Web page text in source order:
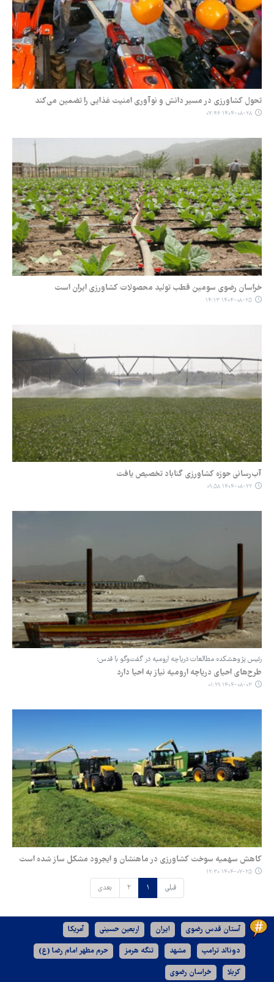
تحول کشاورزی در مسیر دانش و نوآوری امنیت غذایی را تضمین می‌کند
۱۴۰۴-۰۸-۲۸ ۰۷:۴۶
خراسان رضوی سومین قطب تولید محصولات کشاورزی ایران است
۱۴۰۴-۰۸-۲۵ ۱۴:۱۳
آب‌رسانی حوزه کشاورزی گناباد تخصیص یافت
۱۴۰۴-۰۸-۲۲ ۰۹:۵۸
رئیس پژوهشکده مطالعات دریاچه ارومیه در گفت‌وگو با قدس:
طرح‌های احیای دریاچه ارومیه نیاز به احیا دارد
۱۴۰۴-۰۸-۰۳ ۰۱:۲۹
کاهش سهمیه سوخت کشاورزی در ماهنشان و ایجرود مشکل ساز شده است
۱۴۰۴-۰۷-۲۵ ۱۲:۳۰
قبلی ۱ ۲ بعدی
آستان قدس رضوی ایران اربعین حسینی آمریکا
دونالد ترامپ مشهد تنگه هرمز حرم مطهر امام رضا (ع)
کربلا خراسان رضوی